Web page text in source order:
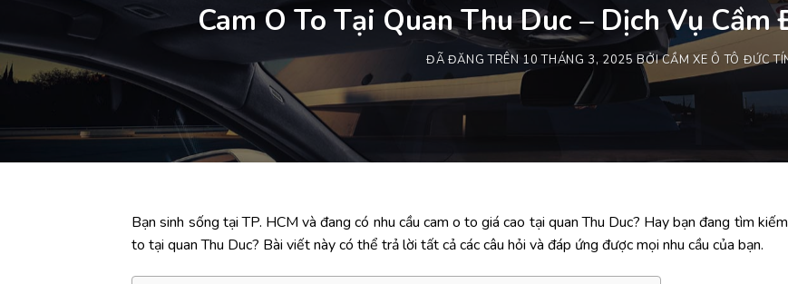
Cam O To Tại Quan Thu Duc – Dịch Vụ
ĐÃ ĐĂNG TRÊN 10 THÁNG 3, 2025 BỞICẦM XE Ô TÔ ĐỨC
Bạn sinh sống tại TP. HCM và đang có nhu cầu cam o to giá cao tại quan Thu Duc? Hay bạn đang tìm
to tại quan Thu Duc? Bài viết này có thể trả lời tất cả các câu hỏi và đáp ứng được mọi nhu cầu của bạn.